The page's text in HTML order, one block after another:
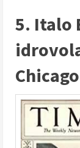
5. Italo